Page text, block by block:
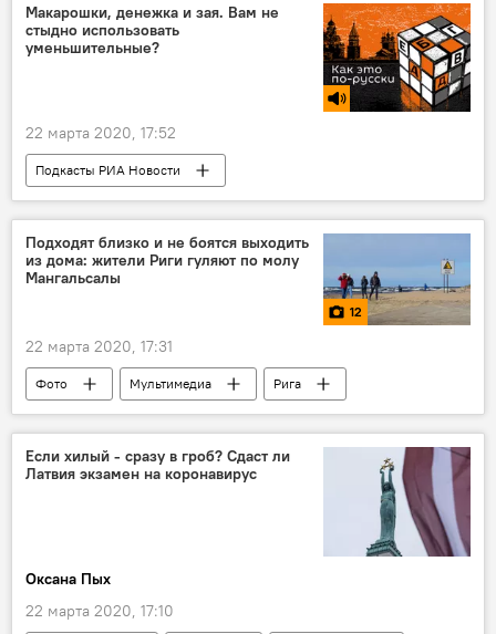
Макарошки, денежка и зая. Вам не
стыдно использовать
уменьшительные?
22 марта 2020, 17:52
Подкасты РИА Новости
Радио Sputnik Латвия
русский язык
Подходят близко и не боятся выходить
из дома: жители Риги гуляют по молу
Мангальсалы
12
22 марта 2020, 17:31
Фото Мультимедиа
Рига
Балтийское море
Если хилый - сразу в гроб? Сдаст ли
Латвия экзамен на коронавирус
Оксана Пых
22 марта 2020, 17:10